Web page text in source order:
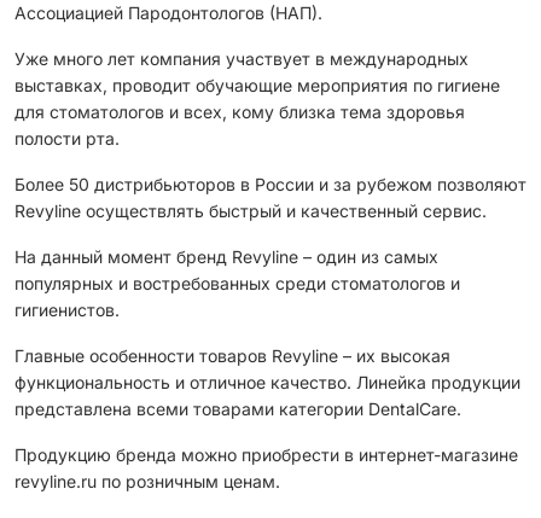
Ассоциацией Пародонтологов (НАП).
Уже много лет компания участвует в международных
выставках, проводит обучающие мероприятия по гигиене
для стоматологов и всех, кому близка тема здоровья
полости рта.
Более 50 дистрибьюторов в России и за рубежом позволяют
Revyline осуществлять быстрый и качественный сервис.
На данный момент бренд Revyline – один из самых
популярных и востребованных среди стоматологов и
гигиенистов.
Главные особенности товаров Revyline – их высокая
функциональность и отличное качество. Линейка продукции
представлена всеми товарами категории DentalCare.
Продукцию бренда можно приобрести в интернет-магазине
revyline.ru по розничным ценам.